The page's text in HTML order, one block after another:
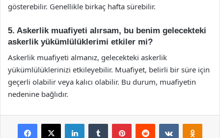
gösterebilir. Genellikle birkaç hafta sürebilir.
5. Askerlik muafiyeti alırsam, bu benim gelecekteki
askerlik yükümlülüklerimi etkiler mi?
Askerlik muafiyeti almanız, gelecekteki askerlik
yükümlülüklerinizi etkileyebilir. Muafiyet, belirli bir süre için
geçerli olabilir veya kalıcı olabilir. Bu durum, muafiyetin
nedenine bağlıdır.
Facebook
X LinkedInTumblr PinterestReddit VKontakte